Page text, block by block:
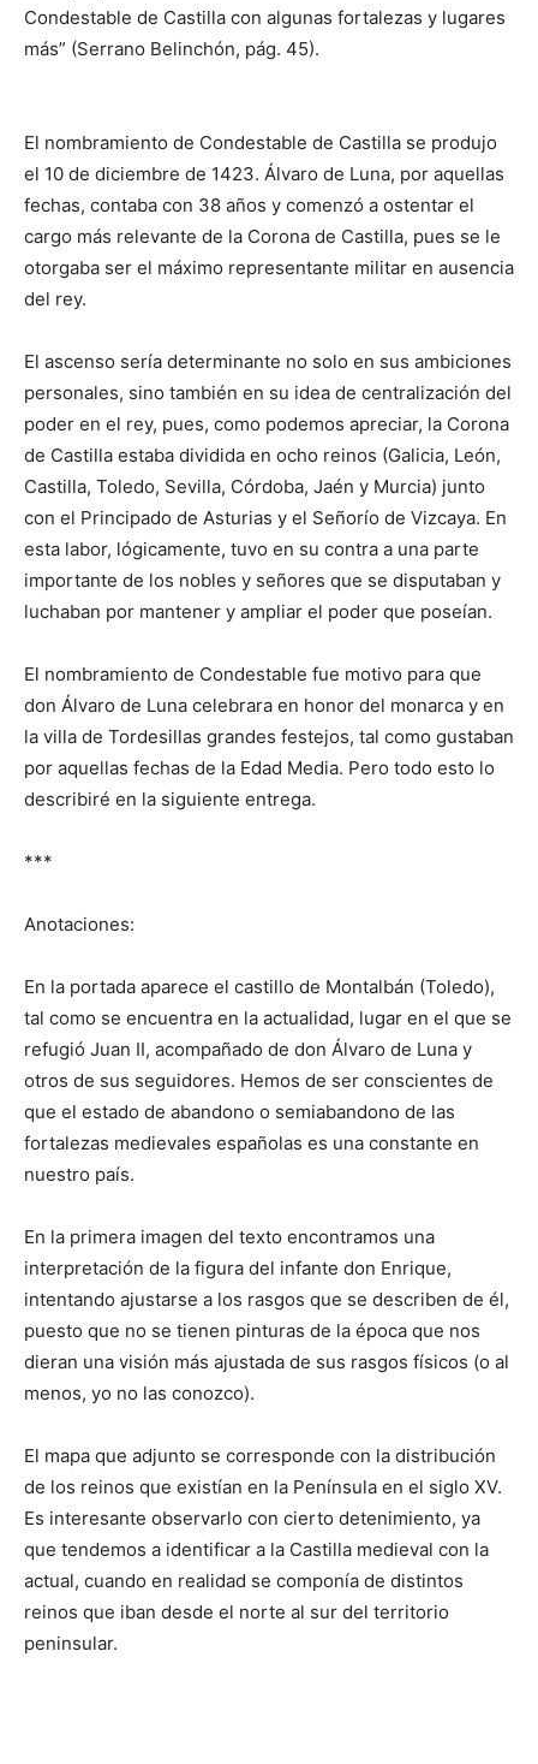
Condestable de Castilla con algunas fortalezas y lugares
más” (Serrano Belinchón, pág. 45).
El nombramiento de Condestable de Castilla se produjo
el 10 de diciembre de 1423. Álvaro de Luna, por aquellas
fechas, contaba con 38 años y comenzó a ostentar el
cargo más relevante de la Corona de Castilla, pues se le
otorgaba ser el máximo representante militar en ausencia
del rey.
El ascenso sería determinante no solo en sus ambiciones
personales, sino también en su idea de centralización del
poder en el rey, pues, como podemos apreciar, la Corona
de Castilla estaba dividida en ocho reinos (Galicia, León,
Castilla, Toledo, Sevilla, Córdoba, Jaén y Murcia) junto
con el Principado de Asturias y el Señorío de Vizcaya. En
esta labor, lógicamente, tuvo en su contra a una parte
importante de los nobles y señores que se disputaban y
luchaban por mantener y ampliar el poder que poseían.
El nombramiento de Condestable fue motivo para que
don Álvaro de Luna celebrara en honor del monarca y en
la villa de Tordesillas grandes festejos, tal como gustaban
por aquellas fechas de la Edad Media. Pero todo esto lo
describiré en la siguiente entrega.
***
Anotaciones:
En la portada aparece el castillo de Montalbán (Toledo),
tal como se encuentra en la actualidad, lugar en el que se
refugió Juan II, acompañado de don Álvaro de Luna y
otros de sus seguidores. Hemos de ser conscientes de
que el estado de abandono o semiabandono de las
fortalezas medievales españolas es una constante en
nuestro país.
En la primera imagen del texto encontramos una
interpretación de la figura del infante don Enrique,
intentando ajustarse a los rasgos que se describen de él,
puesto que no se tienen pinturas de la época que nos
dieran una visión más ajustada de sus rasgos físicos (o al
menos, yo no las conozco).
El mapa que adjunto se corresponde con la distribución
de los reinos que existían en la Península en el siglo XV.
Es interesante observarlo con cierto detenimiento, ya
que tendemos a identificar a la Castilla medieval con la
actual, cuando en realidad se componía de distintos
reinos que iban desde el norte al sur del territorio
peninsular.